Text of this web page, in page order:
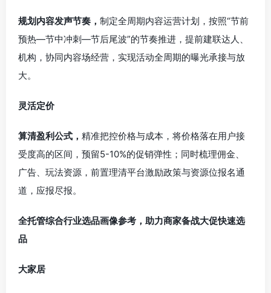
规划内容发声节奏， 制定全周期内容运营计划，按照“节前
预热—节中冲刺—节后尾波”的节奏推进，提前建联达人、
机构，协同内容场经营，实现活动全周期的曝光承接与放
大。
灵活定价
算清盈利公式， 精准把控价格与成本，将价格落在用户接
受度高的区间，预留5-10%的促销弹性；同时梳理佣金、
广告、玩法资源，前置理清平台激励政策与资源位报名通
道，应报尽报。
全托管综合行业选品画像参考，助力商家备战大促快速选
品
大家居